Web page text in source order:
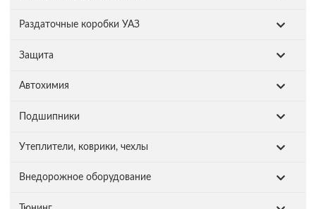
Раздаточные коробки УАЗ
Защита
Автохимия
Подшипники
Утеплители, коврики, чехлы
Внедорожное оборудование